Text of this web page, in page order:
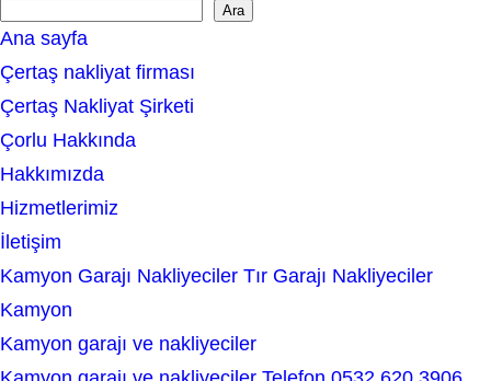
e
a
r
c
h
Ara
Ana sayfa
Çertaş nakliyat firması
Çertaş Nakliyat Şirketi
Çorlu Hakkında
Hakkımızda
Hizmetlerimiz
İletişim
Kamyon Garajı Nakliyeciler Tır Garajı Nakliyeciler
Kamyon
Kamyon garajı ve nakliyeciler